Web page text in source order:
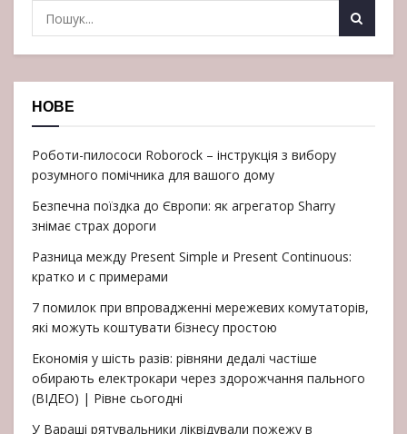
НОВЕ
Роботи-пилососи Roborock – інструкція з вибору
розумного помічника для вашого дому
Безпечна поїздка до Європи: як агрегатор Sharry
знімає страх дороги
Разница между Present Simple и Present Continuous:
кратко и с примерами
7 помилок при впровадженні мережевих комутаторів,
які можуть коштувати бізнесу простою
Економія у шість разів: рівняни дедалі частіше
обирають електрокари через здорожчання пального
(ВІДЕО) | Рівне сьогодні
У Вараші рятувальники ліквідували пожежу в